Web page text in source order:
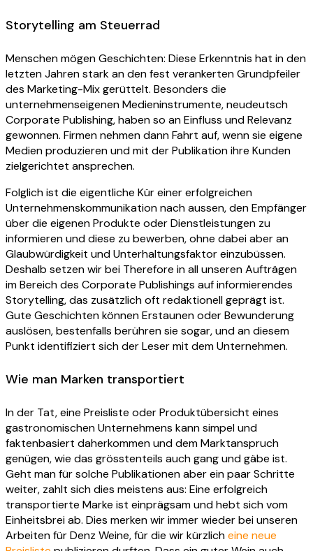
Storytelling am Steuerrad
Menschen mögen Geschichten: Diese Erkenntnis hat in den
letzten Jahren stark an den fest verankerten Grundpfeiler
des Marketing-Mix gerüttelt. Besonders die
unternehmenseigenen Medieninstrumente, neudeutsch
Corporate Publishing, haben so an Einfluss und Relevanz
gewonnen. Firmen nehmen dann Fahrt auf, wenn sie eigene
Medien produzieren und mit der Publikation ihre Kunden
zielgerichtet ansprechen.
Folglich ist die eigentliche Kür einer erfolgreichen
Unternehmenskommunikation nach aussen, den Empfänger
über die eigenen Produkte oder Dienstleistungen zu
informieren und diese zu bewerben, ohne dabei aber an
Glaubwürdigkeit und Unterhaltungsfaktor einzubüssen.
Deshalb setzen wir bei Therefore in all unseren Aufträgen
im Bereich des Corporate Publishings auf informierendes
Storytelling, das zusätzlich oft redaktionell geprägt ist.
Gute Geschichten können Erstaunen oder Bewunderung
auslösen, bestenfalls berühren sie sogar, und an diesem
Punkt identifiziert sich der Leser mit dem Unternehmen.
Wie man Marken transportiert
In der Tat, eine Preisliste oder Produktübersicht eines
gastronomischen Unternehmens kann simpel und
faktenbasiert daherkommen und dem Marktanspruch
genügen, wie das grösstenteils auch gang und gäbe ist.
Geht man für solche Publikationen aber ein paar Schritte
weiter, zahlt sich dies meistens aus: Eine erfolgreich
transportierte Marke ist einprägsam und hebt sich vom
Einheitsbrei ab. Dies merken wir immer wieder bei unseren
Arbeiten für Denz Weine, für die wir kürzlicheine neue